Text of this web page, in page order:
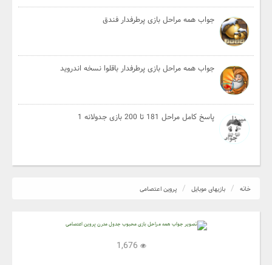
جواب همه مراحل بازی پرطرفدار فندق
جواب همه مراحل بازی پرطرفدار باقلوا نسخه اندروید
پاسخ کامل مراحل 181 تا 200 بازی جدولانه 1
خانه بازیهای موبایل پروین اعتصامی